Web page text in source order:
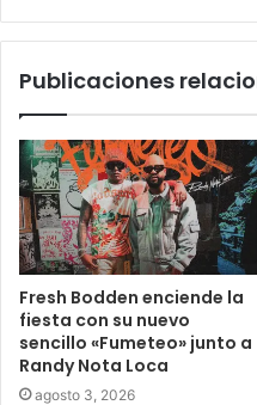
Publicaciones
Fresh Bodden enciende la
fiesta con su nuevo
sencillo «Fumeteo» junto a
Randy Nota Loca
agosto 3, 2026